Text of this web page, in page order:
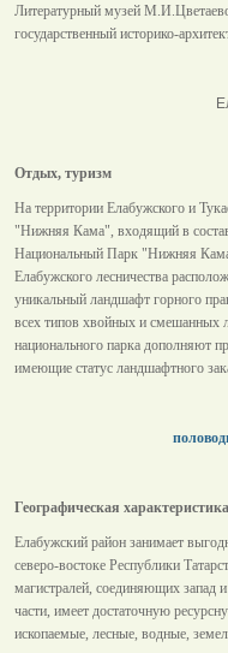
Литературный музей
государственный историко-
Елабужский
Отдых, туризм
На территории Елабужского и
"Нижняя Кама", входящий в состав
Национальный Парк "Нижняя
Елабужского лесничества
уникальный ландшафт горного
всех типов хвойных и смешанных
национального парка дополняют
имеющие статус ландшафтного
Географическая
Елабужский район занимает
северо-востоке Республики
магистралей, соединяющих запад
части, имеет достаточную
ископаемые, лесные, водные,